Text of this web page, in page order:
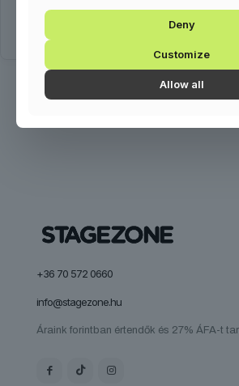
Kosárba teszem
+36 70 572 0660
info@stagezone.hu
Áraink forintban értendők és 27% ÁFA-t
Deny
Customize
Allow all